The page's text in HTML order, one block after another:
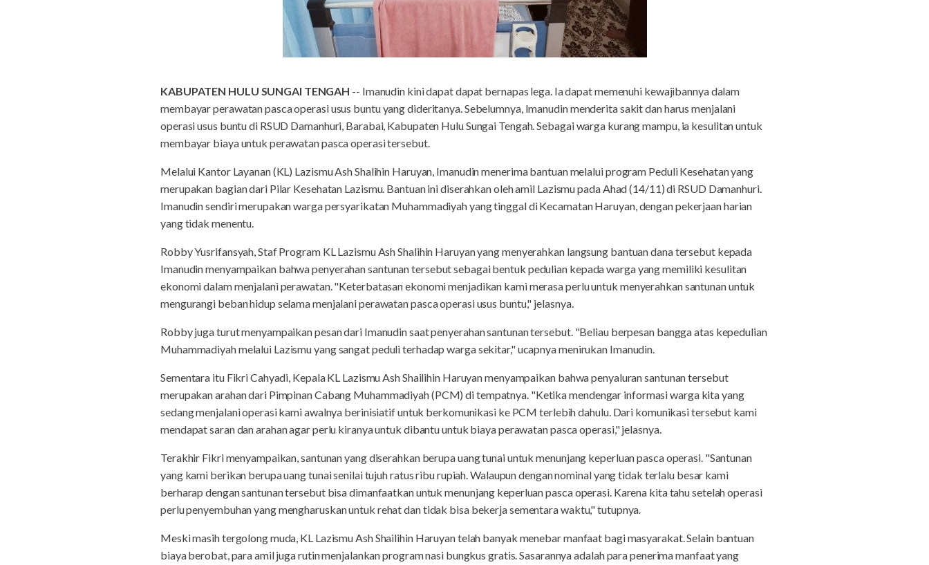
KABUPATEN HULU SUNGAI TENGAH -- Imanudin kini dapat dapat bernapas lega. Ia dapat memenuhi kewajibannya dalam
membayar perawatan pasca operasi usus buntu yang dideritanya. Sebelumnya, Imanudin menderita sakit dan harus menjalani
operasi usus buntu di RSUD Damanhuri, Barabai, Kabupaten Hulu Sungai Tengah. Sebagai warga kurang mampu, ia kesulitan untuk
membayar biaya untuk perawatan pasca operasi tersebut.
Melalui Kantor Layanan (KL) Lazismu Ash Shalihin Haruyan, Imanudin menerima bantuan melalui program Peduli Kesehatan yang
merupakan bagian dari Pilar Kesehatan Lazismu. Bantuan ini diserahkan oleh amil Lazismu pada Ahad (14/11) di RSUD Damanhuri.
Imanudin sendiri merupakan warga persyarikatan Muhammadiyah yang tinggal di Kecamatan Haruyan, dengan pekerjaan harian
yang tidak menentu.
Robby Yusrifansyah, Staf Program KL Lazismu Ash Shalihin Haruyan yang menyerahkan langsung bantuan dana tersebut kepada
Imanudin menyampaikan bahwa penyerahan santunan tersebut sebagai bentuk pedulian kepada warga yang memiliki kesulitan
ekonomi dalam menjalani perawatan. "Keterbatasan ekonomi menjadikan kami merasa perlu untuk menyerahkan santunan untuk
mengurangi beban hidup selama menjalani perawatan pasca operasi usus buntu," jelasnya.
Robby juga turut menyampaikan pesan dari Imanudin saat penyerahan santunan tersebut. "Beliau berpesan bangga atas kepedulian
Muhammadiyah melalui Lazismu yang sangat peduli terhadap warga sekitar," ucapnya menirukan Imanudin.
Sementara itu Fikri Cahyadi, Kepala KL Lazismu Ash Shailihin Haruyan menyampaikan bahwa penyaluran santunan tersebut
merupakan arahan dari Pimpinan Cabang Muhammadiyah (PCM) di tempatnya. "Ketika mendengar informasi warga kita yang
sedang menjalani operasi kami awalnya berinisiatif untuk berkomunikasi ke PCM terlebih dahulu. Dari komunikasi tersebut kami
mendapat saran dan arahan agar perlu kiranya untuk dibantu untuk biaya perawatan pasca operasi," jelasnya.
Terakhir Fikri menyampaikan, santunan yang diserahkan berupa uang tunai untuk menunjang keperluan pasca operasi. "Santunan
yang kami berikan berupa uang tunai senilai tujuh ratus ribu rupiah. Walaupun dengan nominal yang tidak terlalu besar kami
berharap dengan santunan tersebut bisa dimanfaatkan untuk menunjang keperluan pasca operasi. Karena kita tahu setelah operasi
perlu penyembuhan yang mengharuskan untuk rehat dan tidak bisa bekerja sementara waktu," tutupnya.
Meski masih tergolong muda, KL Lazismu Ash Shailihin Haruyan telah banyak menebar manfaat bagi masyarakat. Selain bantuan
biaya berobat, para amil juga rutin menjalankan program nasi bungkus gratis. Sasarannya adalah para penerima manfaat yang